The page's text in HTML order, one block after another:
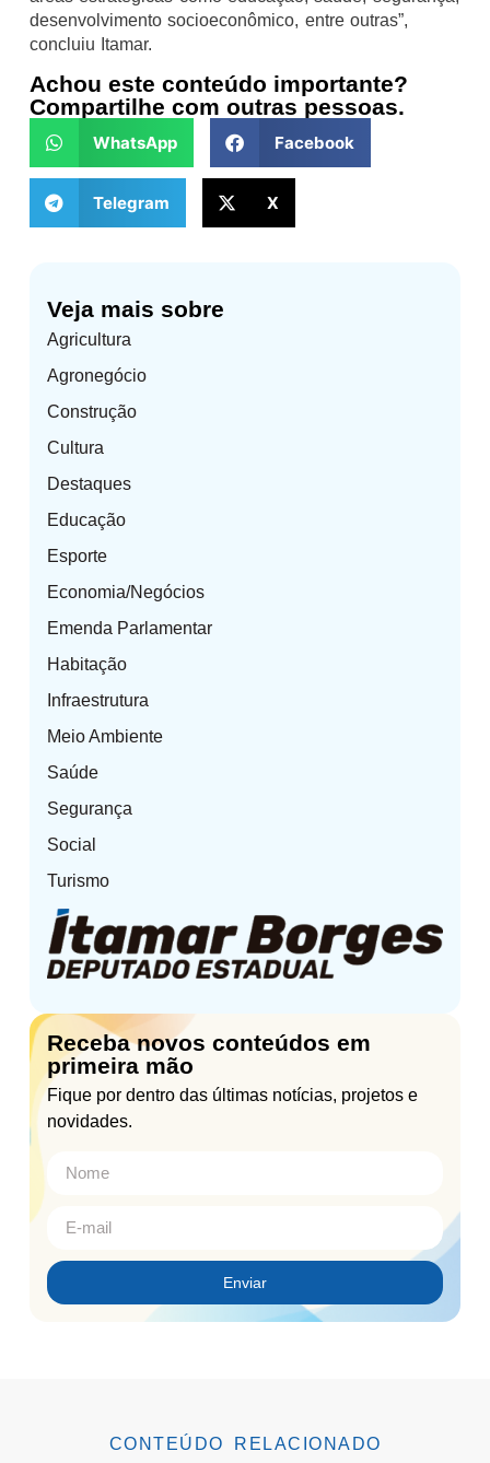
Veja mais sobre
Agricultura
Agronegócio
Construção
Cultura
Destaques
Educação
Esporte
Economia/Negócios
Emenda Parlamentar
Habitação
Infraestrutura
Meio Ambiente
Saúde
Segurança
Social
Turismo
Receba novos conteúdos em
primeira mão
Fique por dentro das últimas notícias, projetos e
novidades.
Enviar
desenvolvimento socioeconômico, entre outras”,
concluiu Itamar.
Achou este conteúdo importante?
Compartilhe com outras pessoas.
WhatsApp Facebook
Telegram X
CONTEÚDO RELACIONADO